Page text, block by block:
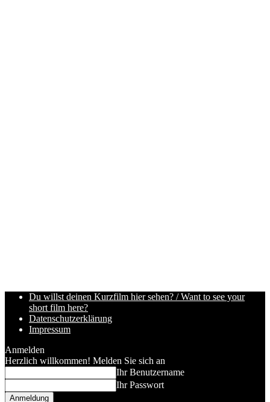
Du willst deinen Kurzfilm hier sehen? / Want to see your
short film here?
Datenschutzerklärung
Impressum
Anmelden
Herzlich willkommen! Melden Sie sich an
Ihr Benutzername
Ihr Passwort